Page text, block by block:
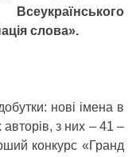
слова».
нові імена в
авторів, з них – 41 –
конкурс «Гранд